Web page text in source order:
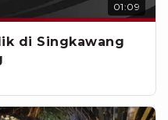
01:09
di Singkawang